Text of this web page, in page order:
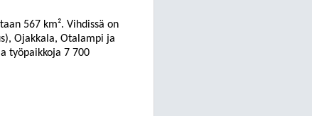
567 km². Vihdissä on
Ojakkala, Otalampi ja
työpaikkoja 7 700